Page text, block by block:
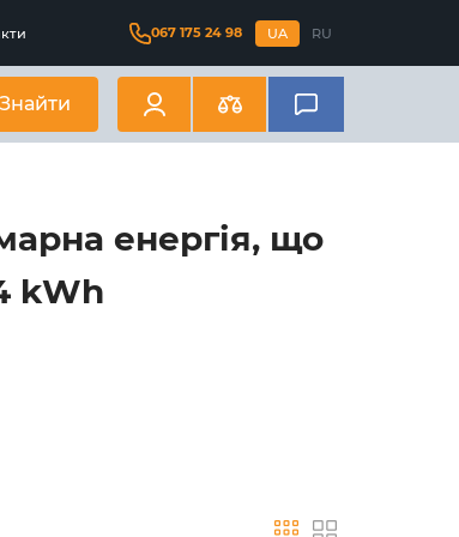
067 175 24 98 UA RU
Знайти
енергія, що
kWh